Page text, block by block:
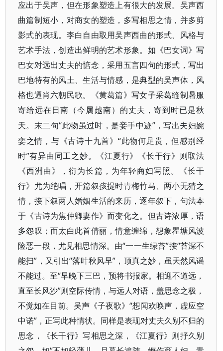
应出于吴声，但在形象塑造上有很大的发展。吴声西
曲篇制短小，对商女的塑造，多写相思之情，并多剪
影式的表现。李白自由取用吴声西曲的形式、风格与
艺术手法，创造出鲜明的艺术形象。如《巴女词》写
巴女对远出丈夫的惦念，采用五言四句的形式，写出
巴地特有的风土、生活与情感，是典型的吴声体，风
格也逼肖六朝民歌。《黄葛篇》写女子采葛缝制暑服
寄给远在日南（今属越南）的丈夫，寄到时已是秋
天。末二句“此物虽过时，是妾手中迹”，写出夫妇婉
娈之情，与《古诗十九首》“此物何足贵，但感别经
时”有异曲同工之妙。《江夏行》《长干行》则取法
《西洲曲》，衍为长篇，为年轻商妇写照。《长干
行》尤为绝唱，开篇叙孩提时青梅竹马、两小无猜之
情，接下叙两人婚姻生活的来历，逐年叙下，句法本
于《古诗为焦仲卿妻作》而变化之。但古诗浓厚，语
多怨叹；而太白此首倩丽，情意缠绵，想象瞿塘风波
险恶一段，尤见相思情深。由“一一生绿苔”接“苔深不
能扫”，又引出“落叶秋风早”，顶真之妙，虽天然风谣
不能过。至“早晚下三巴，预将书报家。相迎不道远，
直至长风沙”则空际传情，与远人对语，盖思念之极，
不觉如在目前。吴声《子夜歌》“想闻欢唤声，虚应空
中诺”，正写此种情状。同样是表现对丈夫久别不归的
思念，《长干行》写相思之深，《江夏行》则抒久别